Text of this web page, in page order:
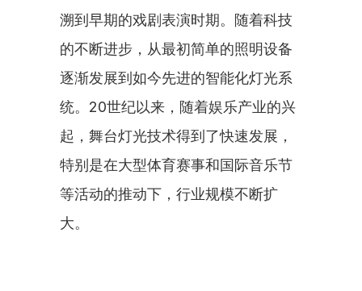
溯到早期的戏剧表演时期。随着科技
的不断进步，从最初简单的照明设备
逐渐发展到如今先进的智能化灯光系
统。20世纪以来，随着娱乐产业的兴
起，舞台灯光技术得到了快速发展，
特别是在大型体育赛事和国际音乐节
等活动的推动下，行业规模不断扩
大。